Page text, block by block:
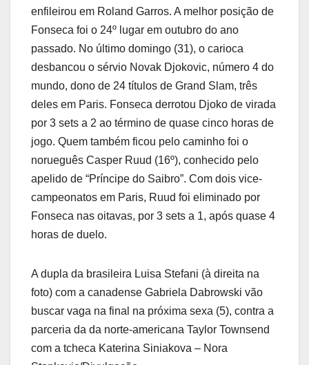
enfileirou em Roland Garros. A melhor posição de
Fonseca foi o 24º lugar em outubro do ano
passado. No último domingo (31), o carioca
desbancou o sérvio Novak Djokovic, número 4 do
mundo, dono de 24 títulos de Grand Slam, três
deles em Paris. Fonseca derrotou Djoko de virada
por 3 sets a 2 ao término de quase cinco horas de
jogo. Quem também ficou pelo caminho foi o
norueguês Casper Ruud (16º), conhecido pelo
apelido de “Príncipe do Saibro”. Com dois vice-
campeonatos em Paris, Ruud foi eliminado por
Fonseca nas oitavas, por 3 sets a 1, após quase 4
horas de duelo.
A dupla da brasileira Luisa Stefani (à direita na
foto) com a canadense Gabriela Dabrowski vão
buscar vaga na final na próxima sexa (5), contra a
parceria da da norte-americana Taylor Townsend
com a tcheca Katerina Siniakova – Nora